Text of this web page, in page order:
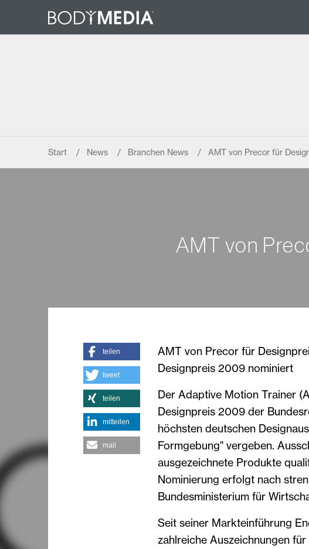
Start News Branchen News AMT von Precor für
AMT von
AMT von Precor für
Designpreis 2009 nominiert
Der Adaptive Motion Trainer
Designpreis 2009 der
höchsten deutschen
Formgebung" vergeben.
ausgezeichnete Produkte
Nominierung erfolgt nach
Bundesministerium für
Seit seiner Markteinführung
zahlreiche Auszeichnungen
teilen
tweet
teilen
mitteilen
mail